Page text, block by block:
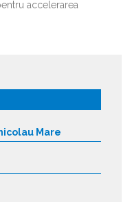
accelerarea
Mare